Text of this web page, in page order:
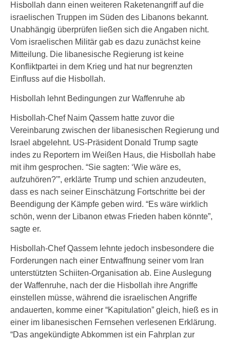
Hisbollah dann einen weiteren Raketenangriff auf die
israelischen Truppen im Süden des Libanons bekannt.
Unabhängig überprüfen ließen sich die Angaben nicht.
Vom israelischen Militär gab es dazu zunächst keine
Mitteilung. Die libanesische Regierung ist keine
Konfliktpartei in dem Krieg und hat nur begrenzten
Einfluss auf die Hisbollah.
Hisbollah lehnt Bedingungen zur Waffenruhe ab
Hisbollah-Chef Naim Qassem hatte zuvor die
Vereinbarung zwischen der libanesischen Regierung und
Israel abgelehnt. US-Präsident Donald Trump sagte
indes zu Reportern im Weißen Haus, die Hisbollah habe
mit ihm gesprochen. “Sie sagten: ‘Wie wäre es,
aufzuhören?'”, erklärte Trump und schien anzudeuten,
dass es nach seiner Einschätzung Fortschritte bei der
Beendigung der Kämpfe geben wird. “Es wäre wirklich
schön, wenn der Libanon etwas Frieden haben könnte”,
sagte er.
Hisbollah-Chef Qassem lehnte jedoch insbesondere die
Forderungen nach einer Entwaffnung seiner vom Iran
unterstützten Schiiten-Organisation ab. Eine Auslegung
der Waffenruhe, nach der die Hisbollah ihre Angriffe
einstellen müsse, während die israelischen Angriffe
andauerten, komme einer “Kapitulation” gleich, hieß es in
einer im libanesischen Fernsehen verlesenen Erklärung.
“Das angekündigte Abkommen ist ein Fahrplan zur